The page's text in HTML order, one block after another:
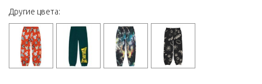
Другие цвета: